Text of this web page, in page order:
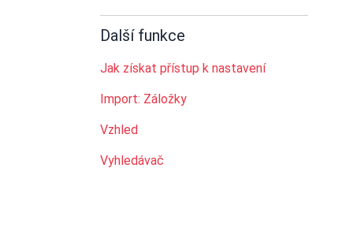
Další funkce
Jak získat přístup k nastavení
Import: Záložky
Vzhled
Vyhledávač